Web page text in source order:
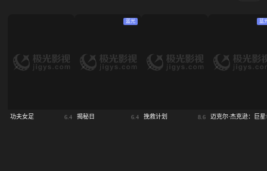
功夫女足 6.4
蓝光
揭秘日 6.4 挽救计划 8.6
蓝
迈克尔·杰克逊：巨